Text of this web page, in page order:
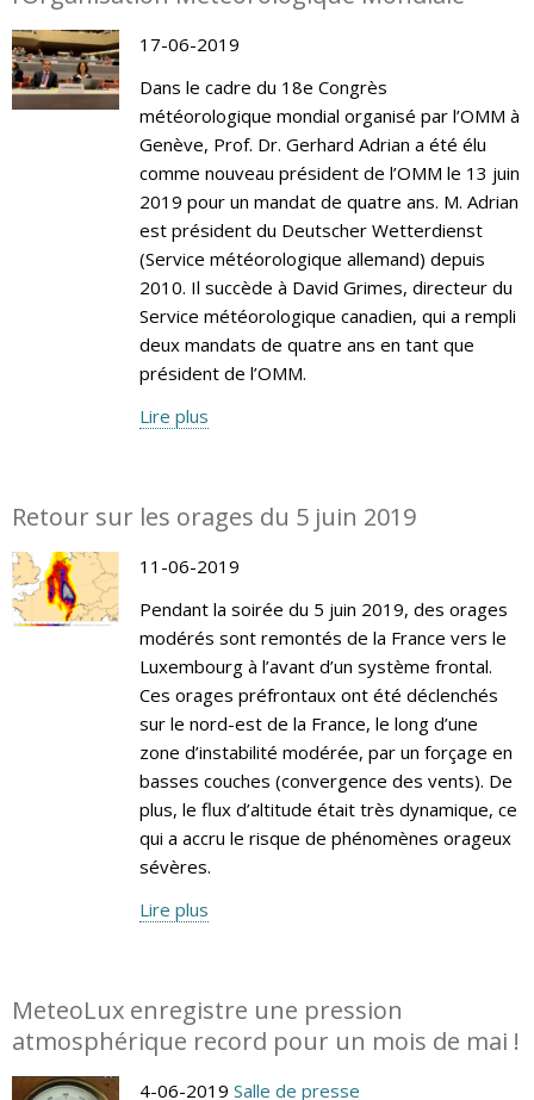
17-06-2019
Dans le cadre du 18e Congrès
météorologique mondial organisé par l’OMM à
Genève, Prof. Dr. Gerhard Adrian a été élu
comme nouveau président de l’OMM le 13 juin
2019 pour un mandat de quatre ans. M. Adrian
est président du Deutscher Wetterdienst
(Service météorologique allemand) depuis
2010. Il succède à David Grimes, directeur du
Service météorologique canadien, qui a rempli
deux mandats de quatre ans en tant que
président de l’OMM.
Lire plus
Retour sur les orages du 5 juin 2019
11-06-2019
Pendant la soirée du 5 juin 2019, des orages
modérés sont remontés de la France vers le
Luxembourg à l’avant d’un système frontal.
Ces orages préfrontaux ont été déclenchés
sur le nord-est de la France, le long d’une
zone d’instabilité modérée, par un forçage en
basses couches (convergence des vents). De
plus, le flux d’altitude était très dynamique, ce
qui a accru le risque de phénomènes orageux
sévères.
Lire plus
MeteoLux enregistre une pression
atmosphérique record pour un mois de mai !
4-06-2019 Salle de presse